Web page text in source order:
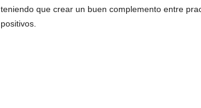
teniendo que crear un buen complemento entre
positivos.